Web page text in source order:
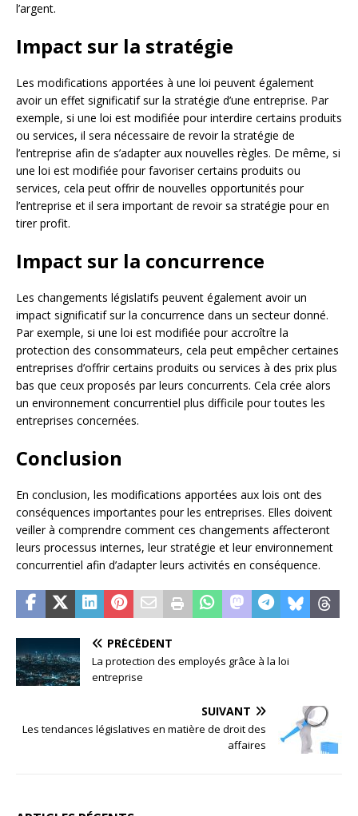
l’argent.
Impact sur la stratégie
Les modifications apportées à une loi peuvent également
avoir un effet significatif sur la stratégie d’une entreprise. Par
exemple, si une loi est modifiée pour interdire certains produits
ou services, il sera nécessaire de revoir la stratégie de
l’entreprise afin de s’adapter aux nouvelles règles. De même, si
une loi est modifiée pour favoriser certains produits ou
services, cela peut offrir de nouvelles opportunités pour
l’entreprise et il sera important de revoir sa stratégie pour en
tirer profit.
Impact sur la concurrence
Les changements législatifs peuvent également avoir un
impact significatif sur la concurrence dans un secteur donné.
Par exemple, si une loi est modifiée pour accroître la
protection des consommateurs, cela peut empêcher certaines
entreprises d’offrir certains produits ou services à des prix plus
bas que ceux proposés par leurs concurrents. Cela crée alors
un environnement concurrentiel plus difficile pour toutes les
entreprises concernées.
Conclusion
En conclusion, les modifications apportées aux lois ont des
conséquences importantes pour les entreprises. Elles doivent
veiller à comprendre comment ces changements affecteront
leurs processus internes, leur stratégie et leur environnement
concurrentiel afin d’adapter leurs activités en conséquence.
PRÉCÉDENT
La protection des employés grâce à la loi
entreprise
SUIVANT
Les tendances législatives en matière de droit des
affaires